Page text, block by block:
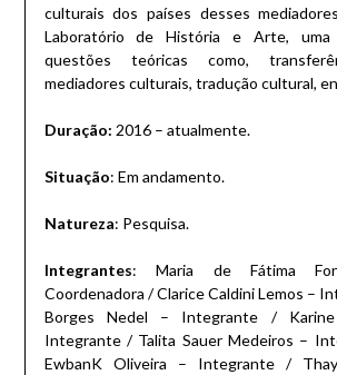
culturais dos países desses
Laboratório de História e Arte, uma
questões teóricas como,
mediadores culturais, tradução cultural,
Duração: 2016 – atualmente.
Situação: Em andamento.
Natureza: Pesquisa.
Integrantes: Maria de Fátima
Coordenadora / Clarice Caldini Lemos –
Borges Nedel – Integrante /
Integrante / Talita Sauer Medeiros –
EwbanK Oliveira – Integrante /